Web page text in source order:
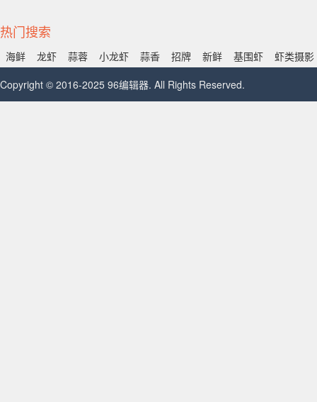
热门搜索
海鲜 龙虾 蒜蓉 小龙虾 蒜香 招牌 新鲜 基围虾
虾类摄影
Copyright © 2016-2025 96编辑器. All Rights Reserved.